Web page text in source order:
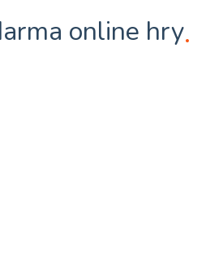
online hry.